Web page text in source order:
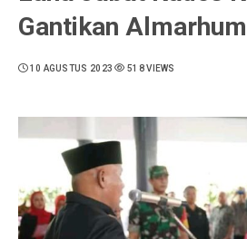
Gantikan
10 AGUSTUS 2023 518 VIEWS